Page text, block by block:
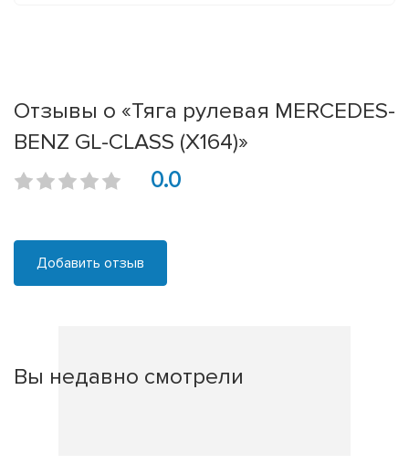
Отзывы о «Тяга рулевая MERCEDES-
BENZ GL-CLASS (X164)»
0.0
Добавить отзыв
Вы недавно смотрели